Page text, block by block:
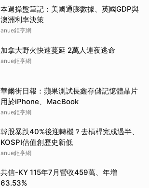
本週操盤筆記：美國通膨數據、英國GDP與
澳洲利率決策
anue鉅亨網
加拿大野火快速蔓延 2萬人連夜逃命
anue鉅亨網
華爾街日報：蘋果測試長鑫存儲記憶體晶片
用於iPhone、MacBook
anue鉅亨網
韓股暴跌40%後迎轉機？去槓桿完成過半、
KOSPI估值創歷史新低
anue鉅亨網
共信-KY 115年7月營收459萬、年增
63.53%